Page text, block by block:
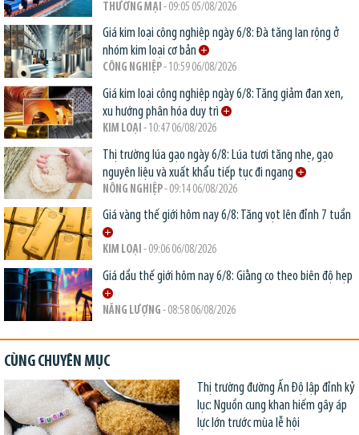
THƯƠNG MẠI - 09:05 05/08/2026
Giá kim loại công nghiệp ngày 6/8: Đà tăng lan rộng ở
nhóm kim loại cơ bản
CÔNG NGHIỆP- 10:59 06/08/2026
Giá kim loại công nghiệp ngày 6/8: Tăng giảm đan xen,
xu hướng phân hóa duy trì
KIM LOẠI - 10:47 06/08/2026
Thị trường lúa gạo ngày 6/8: Lúa tươi tăng nhẹ, gạo
nguyên liệu và xuất khẩu tiếp tục đi ngang
NÔNG NGHIỆP- 09:14 06/08/2026
Giá vàng thế giới hôm nay 6/8: Tăng vọt lên đỉnh 7 tuần
KIM LOẠI - 09:06 06/08/2026
Giá dầu thế giới hôm nay 6/8: Giằng co theo biên độ hẹp
NĂNG LƯỢNG - 08:58 06/08/2026
CÙNG CHUYÊN MỤC
Thị trường đường Ấn Độ lập đỉnh kỷ
lục: Nguồn cung khan hiếm gây áp
lực lớn trước mùa lễ hội